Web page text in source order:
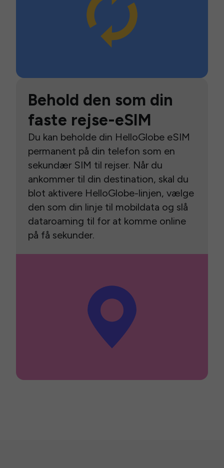
Behold den som din
faste rejse-eSIM
Du kan beholde din HelloGlobe eSIM
permanent på din telefon som en
sekundær SIM til rejser. Når du
ankommer til din destination, skal du
blot aktivere HelloGlobe-linjen, vælge
den som din linje til mobildata og slå
dataroaming til for at komme online
på få sekunder.